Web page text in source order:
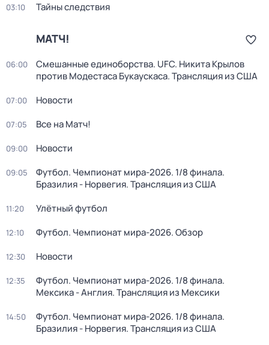
03:10 Тайны следствия
МАТЧ!
06:00
Смешанные единоборства. UFC. Никита Крылов
против Модестаса Букаускаса. Трансляция из США
07:00 Новости
07:05 Все на Матч!
09:00 Новости
09:05
Футбол. Чемпионат мира-2026. 1/8 финала.
Бразилия - Норвегия. Трансляция из США
11:20 Улётный футбол
12:10 Футбол. Чемпионат мира-2026. Обзор
12:30 Новости
12:35
Футбол. Чемпионат мира-2026. 1/8 финала.
Мексика - Англия. Трансляция из Мексики
14:50
Футбол. Чемпионат мира-2026. 1/8 финала.
Бразилия - Норвегия. Трансляция из США